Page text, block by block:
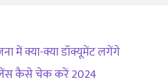
में क्या-क्या डॉक्यूमेंट लगेंगे
कैसे चेक करें 2024